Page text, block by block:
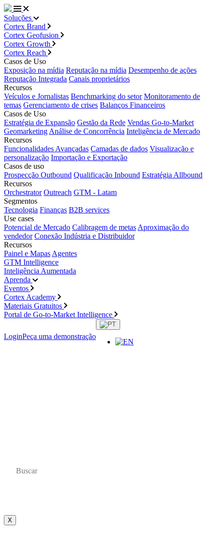
Soluções
Cortex Brand
Cortex Geofusion
Cortex Growth
Cortex Reach
Casos de Uso
Exposição na mídia Reputação na mídia Desempenho de ações
Reputação Integrada Canais proprietários
Recursos
Veículos e Jornalistas Benchmarking do setor Monitoramento de
temas Gerenciamento de crises Balanços Financeiros
Casos de Uso
Estratégia de Expansão Gestão da Rede Vendas Go-to-Market
Geomarketing Análise de Concorrência Inteligência de Mercado
Recursos
Funcionalidades Avançadas Camadas de dados Visualização e
personalização Importação e Exportação
Casos de uso
Prospecção Outbound Qualificação Inbound Estratégia Allbound
Recursos
Orchestrator Outreach GTM - Latam
Segmentos
Tecnologia Finanças B2B services
Use cases
Potencial de Mercado Calibragem de metas Aproximação do
vendedor Conexão Indústria e Distribuidor
Recursos
Painel e Mapas Agentes
GTM Intelligence
Inteligência Aumentada
Aprenda
Eventos
Cortex Academy
Materiais Gratuitos
Portal de Go-to-Market Intelligence
LoginPeça uma demonstração
X